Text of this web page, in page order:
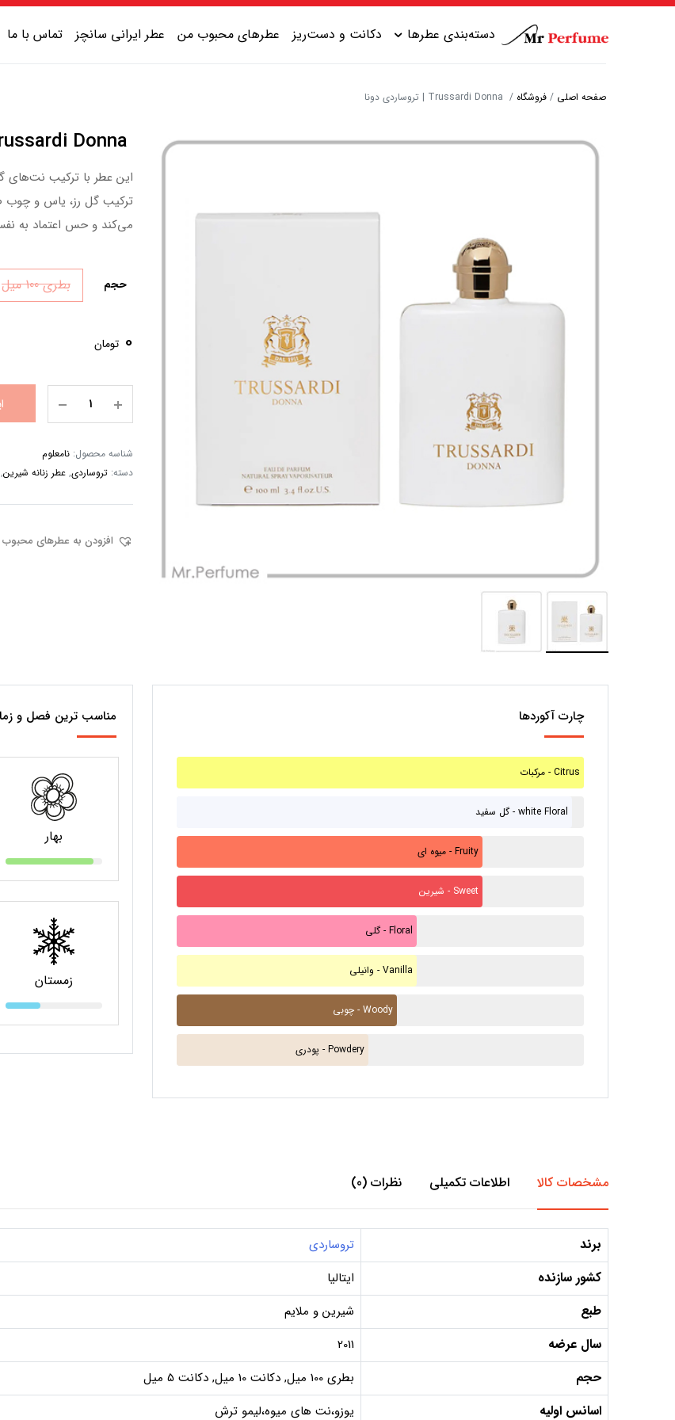
دسته‌بندی عطرها
عطر زنانه گرم
دکانت و دست‌ریز عطرهای محبوب من عطر ایرانی سانچز تماس با ما
صفحه اصلی / فروشگاه /
این عطر با ترکیب
ترکیب گل رز، یاس و چوب
می‌کند و حس اعتماد به
حجم بطری 100 میل
0 تومان
شناسه محصول: نامعلوم
دسته: تروساردی, عطر زنانه شیرین,
افزودن به عطرهای
چارت آکوردها
مرکبات - Citrus
گل سفید - white Floral
میوه ای - Fruity
شیرین - Sweet
گلی - Floral
وانیلی - Vanilla
چوبی - Woody
پودری - Powdery
مناسب ترین فصل و
بهار
زمستان
مشخصات کالا اطلاعات تکمیلی نظرات (0)
برند تروساردی
کشور سازنده ایتالیا
طبع شیرین و ملایم
سال عرضه 2011
حجم بطری 100 میل, دکانت 10 میل, دکانت 5 میل
اسانس اولیه یوزو،نت های میوه،لیمو ترش